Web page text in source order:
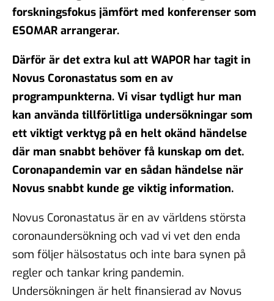
forskningsfokus jämfört med konferenser som
ESOMAR arrangerar.
Därför är det extra kul att WAPOR har tagit in
Novus Coronastatus som en av
programpunkterna. Vi visar tydligt hur man
kan använda tillförlitliga undersökningar som
ett viktigt verktyg på en helt okänd händelse
där man snabbt behöver få kunskap om det.
Coronapandemin var en sådan händelse när
Novus snabbt kunde ge viktig information.
Novus Coronastatus är en av världens största
coronaundersökning och vad vi vet den enda
som följer hälsostatus och inte bara synen på
regler och tankar kring pandemin.
Undersökningen är helt finansierad av Novus